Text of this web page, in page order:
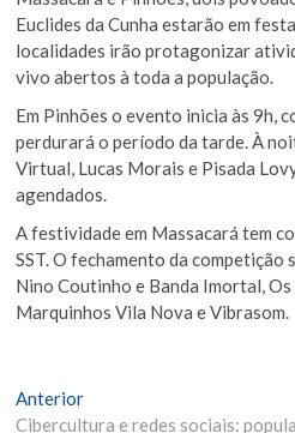
Euclides da Cunha estarão em
localidades irão protagonizar
vivo abertos à toda a população.
Em Pinhões o evento inicia às 9h,
perdurará o período da tarde. À
Virtual, Lucas Morais e Pisada
agendados.
A festividade em Massacará tem
SST. O fechamento da competição
Nino Coutinho e Banda Imortal,
Marquinhos Vila Nova e Vibrasom.
Navegação
AnteriorMatéria
Anterior:
Cibercultura e redes sociais: